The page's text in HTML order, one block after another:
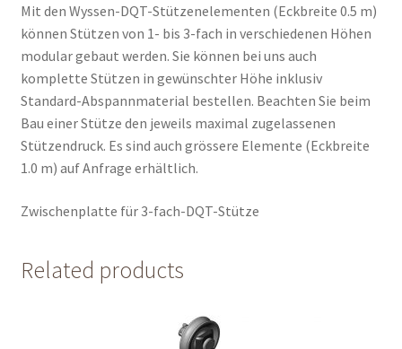
Mit den Wyssen-DQT-Stützenelementen (Eckbreite 0.5 m)
können Stützen von 1- bis 3-fach in verschiedenen Höhen
modular gebaut werden. Sie können bei uns auch
komplette Stützen in gewünschter Höhe inklusiv
Standard-Abspannmaterial bestellen. Beachten Sie beim
Bau einer Stütze den jeweils maximal zugelassenen
Stützendruck. Es sind auch grössere Elemente (Eckbreite
1.0 m) auf Anfrage erhältlich.
Zwischenplatte für 3-fach-DQT-Stütze
Related products